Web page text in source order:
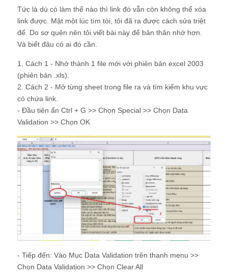
Tức là dù có làm thế nào thì link đó vẫn còn không thể xóa
link được. Mật một lúc tìm tòi, tôi đã ra được cách sửa triệt
để. Do sợ quên nên tôi viết bài này để bản thân nhớ hơn.
Và biết đâu có ai đó cần.
1. Cách 1 - Nhớ thành 1 file mới với phiên bản excel 2003
(phiên bản .xls).
2. Cách 2 - Mở từng sheet trong file ra và tìm kiếm khu vực
có chứa link.
- Đầu tiên ấn Ctrl + G >> Chọn Special >> Chọn Data
Validation >> Chọn OK
- Tiếp đến: Vào Mục Data Validation trên thanh menu >>
Chọn Data Validation >> Chọn Clear All